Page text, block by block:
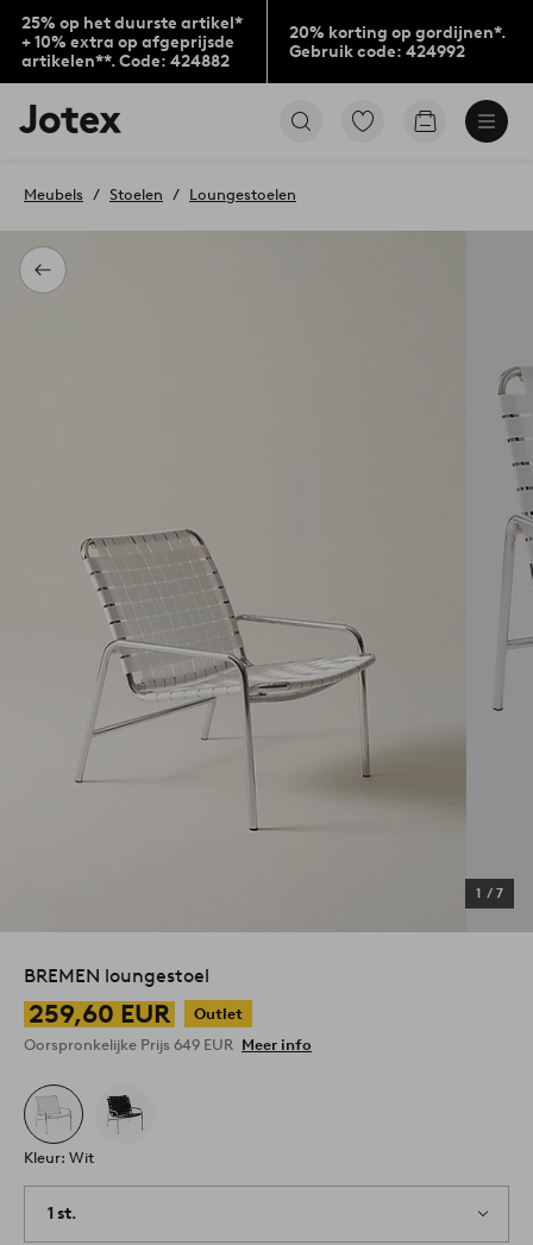
25% op het duurste artikel*
+ 10% extra op afgeprijsde
artikelen**. Code: 424882
20% korting op gordijnen*.
Gebruik code: 424992
Jotex
logo
to
home
page
Ga
Go
Terug
Meubels Stoelen Loungestoelen
1 / 7
BREMEN loungestoel
259,60 EUR
Outlet
Oorspronkelijke Prijs 649 EUR Meer info
Kleur: Wit
1 st.